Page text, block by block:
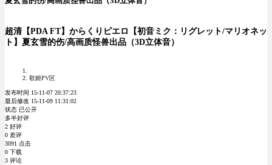
超清【PDA FT】からくりピエロ【初音ミク：リグレット/マリオネッ
ト】夏玄雪的伤/高画质怪兽出品（3D立体音）
歌姬PV区
发布时间 15-11-07 20:37:23
最后修改 15-11-09 11:31:02
状态 已公开
多半好评
2 好评
0 差评
3091 点击
0 下载
3 评论